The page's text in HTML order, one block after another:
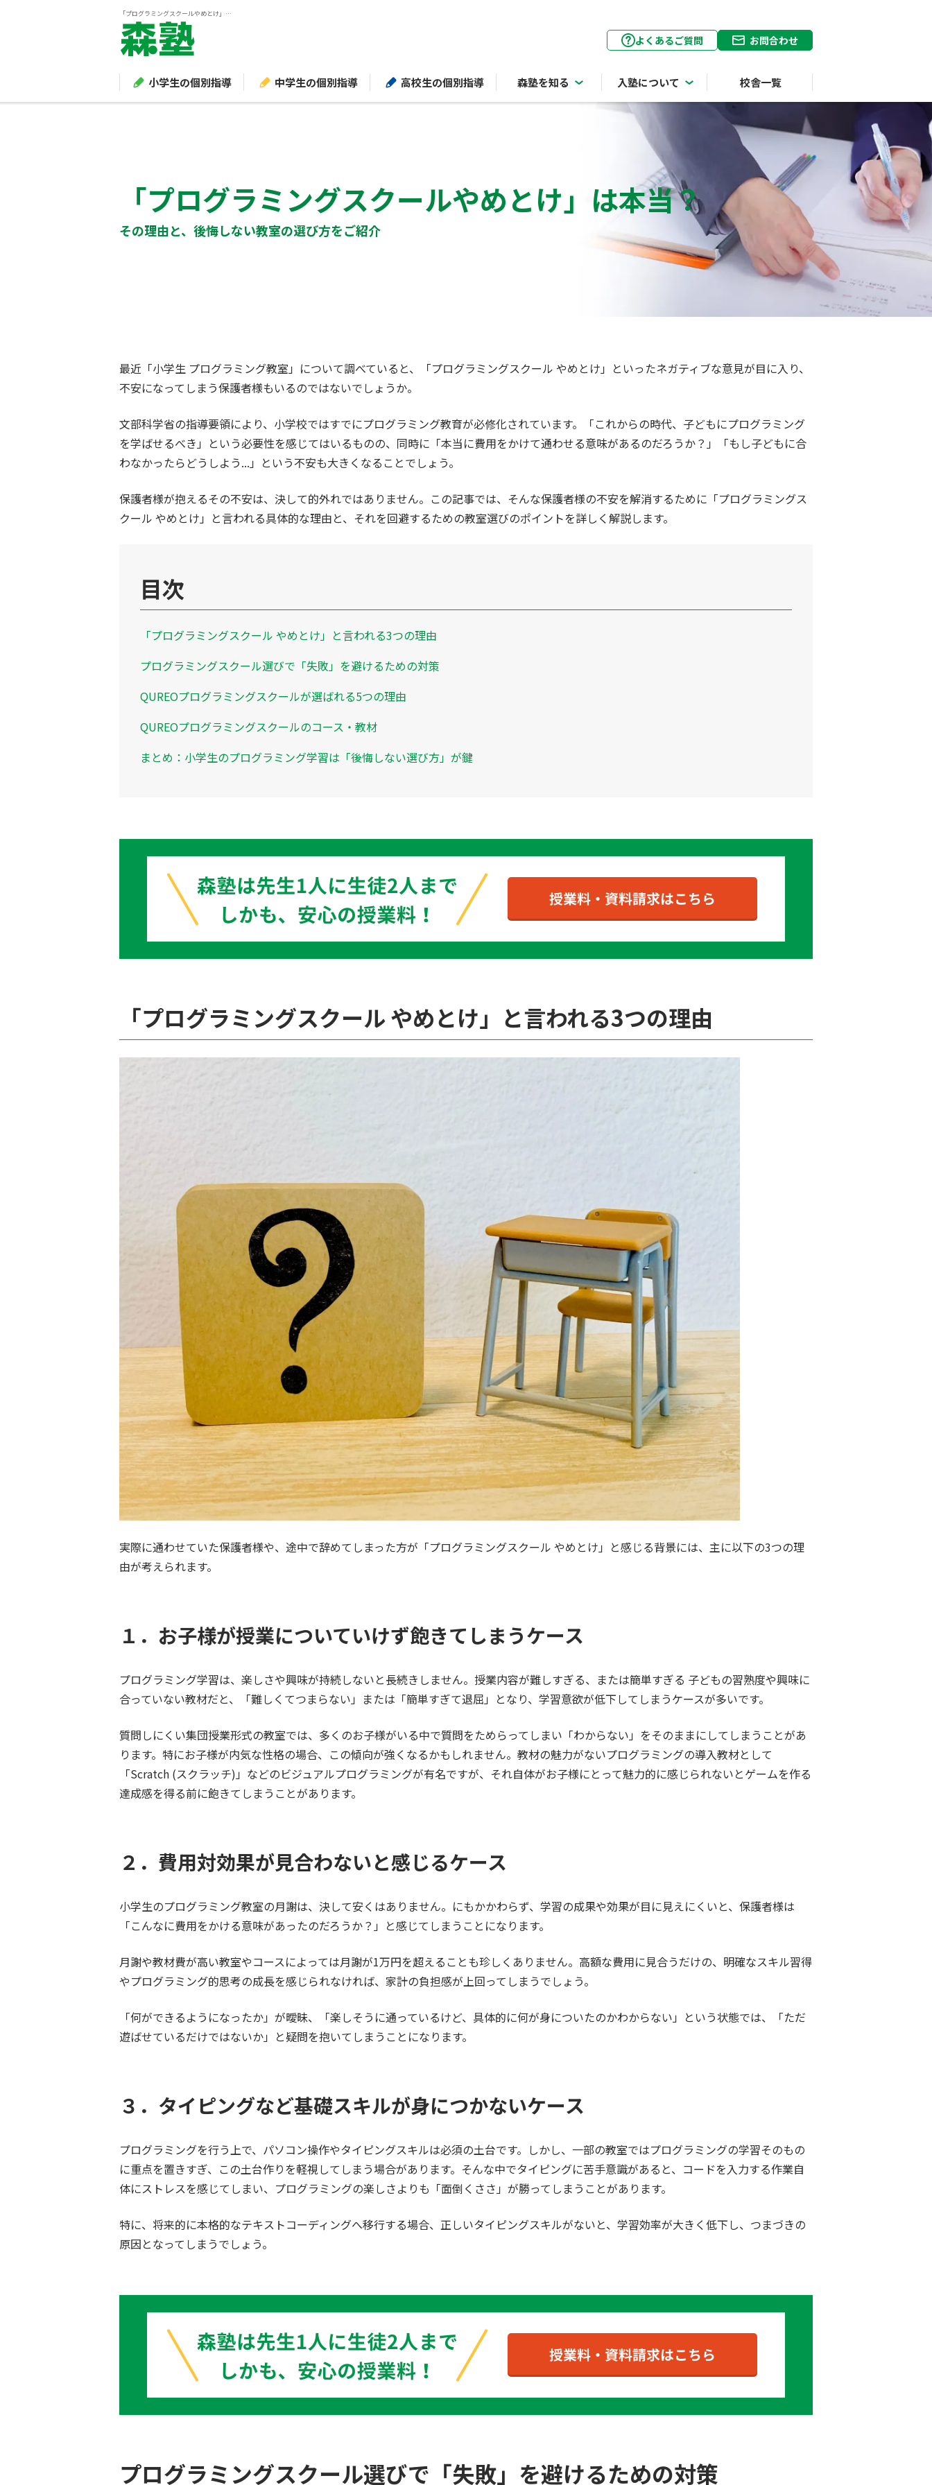
「プログラミングスクールやめとけ」は本当？その理由と、後悔しない教室の選び方をご紹介
小学生の個別指導 中学生の個別指導 高校生の個別指導 森塾を知る 入塾について 校舎一覧
よくあるご質問 お問合わせ
「プログラミングスクールやめとけ」は本当？
その理由と、後悔しない教室の選び方をご紹介
最近「小学生 プログラミング教室」について調べていると、「プログラミングスクール やめとけ」といったネガティブな意見が目に入り、
不安になってしまう保護者様もいるのではないでしょうか。
文部科学省の指導要領により、小学校ではすでにプログラミング教育が必修化されています。「これからの時代、子どもにプログラミング
を学ばせるべき」という必要性を感じてはいるものの、同時に「本当に費用をかけて通わせる意味があるのだろうか？」「もし子どもに合
わなかったらどうしよう... 」という不安も大きくなることでしょう。
保護者様が抱えるその不安は、決して的外れではありません。この記事では、そんな保護者様の不安を解消するために「プログラミングス
クール やめとけ」と言われる具体的な理由と、それを回避するための教室選びのポイントを詳しく解説します。
目次
「プログラミングスクール やめとけ」と言われる3つの理由
プログラミングスクール選びで「失敗」を避けるための対策
QUREOプログラミングスクールが選ばれる5つの理由
QUREOプログラミングスクールのコース・教材
まとめ：小学生のプログラミング学習は「後悔しない選び方」が鍵
「プログラミングスクール やめとけ」と言われる3つの理由
実際に通わせていた保護者様や、途中で辞めてしまった方が「プログラミングスクール やめとけ」と感じる背景には、主に以下の3つの理
由が考えられます。
１． お子様が授業についていけず飽きてしまうケース
プログラミング学習は、楽しさや興味が持続しないと長続きしません。授業内容が難しすぎる、または簡単すぎる 子どもの習熟度や興味に
合っていない教材だと、「難しくてつまらない」または「簡単すぎて退屈」となり、学習意欲が低下してしまうケースが多いです。
質問しにくい集団授業形式の教室では、多くのお子様がいる中で質問をためらってしまい「わからない」をそのままにしてしまうことがあ
ります。特にお子様が内気な性格の場合、この傾向が強くなるかもしれません。教材の魅力がないプログラミングの導入教材として
「Scratch (スクラッチ)」 などのビジュアルプログラミングが有名ですが、それ自体がお子様にとって魅力的に感じられないとゲームを作る
達成感を得る前に飽きてしまうことがあります。
２． 費用対効果が見合わないと感じるケース
小学生のプログラミング教室の月謝は、決して安くはありません。にもかかわらず、学習の成果や効果が目に見えにくいと、保護者様は
「こんなに費用をかける意味があったのだろうか？」と感じてしまうことになります。
月謝や教材費が高い教室やコースによっては月謝が1万円を超えることも珍しくありません。高額な費用に見合うだけの、明確なスキル習得
やプログラミング的思考の成長を感じられなければ、家計の負担感が上回ってしまうでしょう。
「何ができるようになったか」が曖昧、「楽しそうに通っているけど、具体的に何が身についたのかわからない」という状態では、「ただ
遊ばせているだけではないか」と疑問を抱いてしまうことになります。
３． タイピングなど基礎スキルが身につかないケース
プログラミングを行う上で、パソコン操作やタイピングスキルは必須の土台です。しかし、一部の教室ではプログラミングの学習そのもの
に重点を置きすぎ、この土台作りを軽視してしまう場合があります。そんな中でタイピングに苦手意識があると、コードを入力する作業自
体にストレスを感じてしまい、プログラミングの楽しさよりも「面倒くささ」が勝ってしまうことがあります。
特に、将来的に本格的なテキストコーディングへ移行する場合、正しいタイピングスキルがないと、学習効率が大きく低下し、つまづきの
原因となってしまうでしょう。
プログラミングスクール選びで「失敗」を避けるための対策